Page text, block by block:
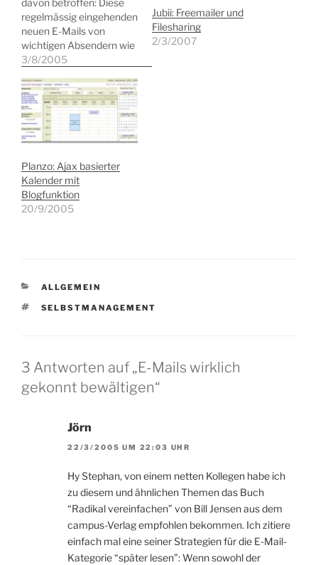
davon betroffen: Diese
regelmässig eingehenden
neuen E-Mails von
wichtigen Absendern wie
der Postbank, Ihrer
Paypal. Allen gemeinsam:
Sie müssen unbedingt
und ganz schnell etwas
überprüfen oder
bestätigen. Die netten
die Arbeit auch ganz
leicht gemacht. Klicken
Sie einfach auf den…
3/8/2005
Jubii: Freemailer und
Filesharing
2/3/2007
Planzo: Ajax basierter
Kalender mit
Blogfunktion
20/9/2005
KATEGORIEN
ALLGEMEIN
SCHLAGWÖRTER
SELBSTMANAGEMENT
3 Antworten auf „E-Mails wirklich
gekonnt bewältigen“
Jörn
22/3/2005 UM 22:03 UHR
Hy Stephan, von einem netten Kollegen habe ich
zu diesem und ähnlichen Themen das Buch
“Radikal vereinfachen” von Bill Jensen aus dem
campus-Verlag empfohlen bekommen. Ich zitiere
einfach mal eine seiner Strategien für die E-Mail-
Kategorie “später lesen”: Wenn sowohl der